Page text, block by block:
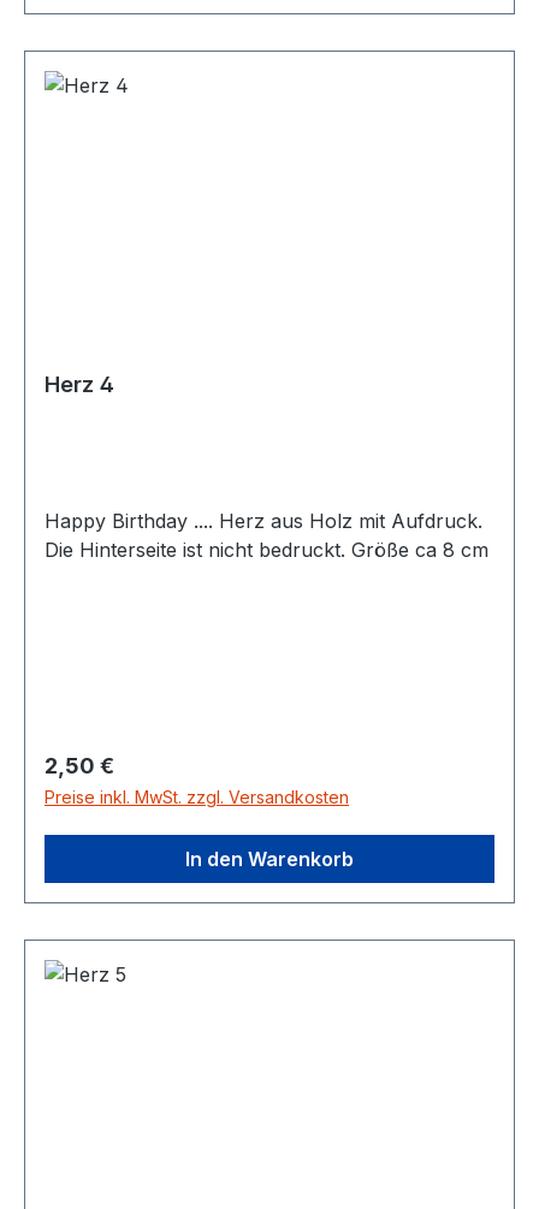
Herz 4
Happy Birthday .... Herz aus Holz mit Aufdruck.
Die Hinterseite ist nicht bedruckt. Größe ca 8 cm
Regulärer Preis:
2,50 €
Preise inkl. MwSt. zzgl. Versandkosten
In den Warenkorb